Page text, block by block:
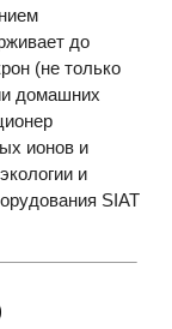
до
(не только
домашних
ионов и
и
SIAT